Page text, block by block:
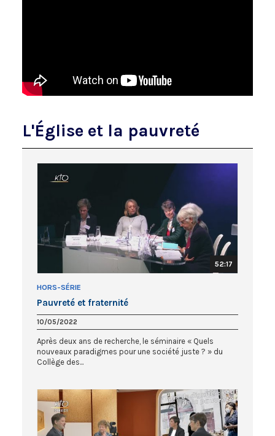
L'Église et la pauvreté
52:17
HORS-SÉRIE
Pauvreté et fraternité
10/05/2022
Après deux ans de recherche, le séminaire « Quels
nouveaux paradigmes pour une société juste ? » du
Collège des...